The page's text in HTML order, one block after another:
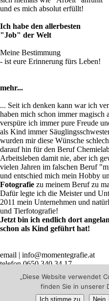
und es mich absolut erfüllt!
Ich habe den allerbesten
"Job" der Welt
Meine Bestimmung
- ist eure Erinnerung fürs Leben!
mehr...
... Seit ich denken kann war ich
haben mich schon immer magisch
verspüre ich immer pure Freude
als Kind immer
wurden mir diese Wünsche
darauf hin für den Beruf
Arbeitsleben damit nie, aber ich
vielen Jahren im falschen Beruf
und entschied mich mein Hobby
Fotografie zu meinem Beruf zu
Dafür legte ich die Meister und
2011 mein Unternehmen und
und Tierfotografie!
Jetzt bin ich endlich dort
schon als Kind geführt hat!
email | info@momentegrafie.at
telefon 0650 340 34 17
standort ist in Wien 11
© 2026 Momentegrafie /
Wien / Babybauchshooting
„Diese Website verwendet
finden Sie in unserer
Ich stimme zu Nein